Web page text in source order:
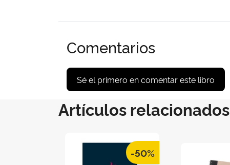
Comentarios
Sé el primero en comentar este libro
Artículos relacionados
-50%